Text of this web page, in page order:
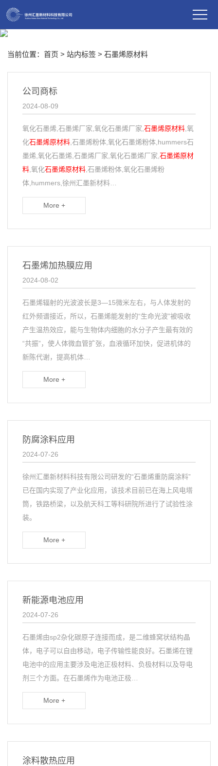
当前位置： 首页 > 站内标签 > 石墨烯原材料
公司商标
2024-08-09
氧化石墨烯,石墨烯厂家,氧化石墨烯厂家, 石墨烯原材料 ,氧
化石墨烯原材料 ,石墨烯粉体,氧化石墨烯粉体,hummers石
墨烯,氧化石墨烯,石墨烯厂家,氧化石墨烯厂家, 石墨烯原材
料 ,氧化石墨烯原材料 ,石墨烯粉体,氧化石墨烯粉
体,hummers,徐州汇墨新材料…
More +
石墨烯加热膜应用
2024-08-02
石墨烯辐射的光波波长是3—15微米左右，与人体发射的
红外频谱接近，所以，石墨烯能发射的“生命光波”被吸收
产生温热效应，能与生物体内细胞的水分子产生最有效的
“共振”，使人体微血管扩张，血液循环加快，促进机体的
新陈代谢，提高机体…
More +
防腐涂料应用
2024-07-26
徐州汇墨新材料科技有限公司研发的“石墨烯重防腐涂料”
已在国内实现了产业化应用，该技术目前已在海上风电塔
筒，铁路桥梁，以及航天科工等科研院所进行了试验性涂
装。
More +
新能源电池应用
2024-07-26
石墨烯由sp2杂化碳原子连接而成，是二维蜂窝状结构晶
体，电子可以自由移动，电子传输性能良好。石墨烯在锂
电池中的应用主要涉及电池正极材料、负极材料以及导电
剂三个方面。在石墨烯作为电池正极…
More +
涂料散热应用